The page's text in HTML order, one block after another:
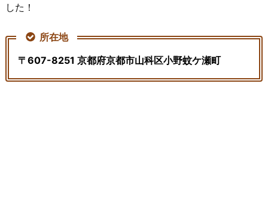
した！
所在地
〒607-8251 京都府京都市山科区小野蚊ケ瀬町